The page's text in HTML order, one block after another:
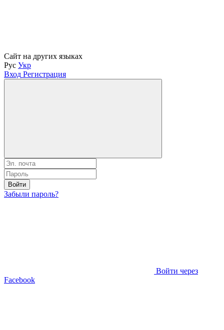
Сайт на других языках
Рус Укр
Вход Регистрация
Войти
Забыли пароль?
Войти через
Facebook